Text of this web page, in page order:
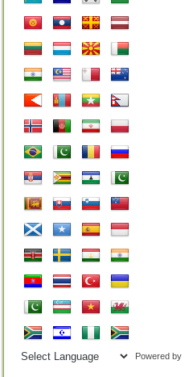
Powered by